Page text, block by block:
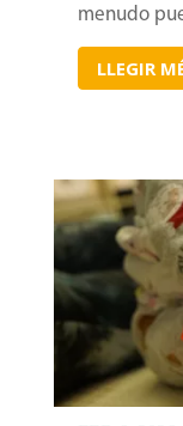
menudo
LLEGIR